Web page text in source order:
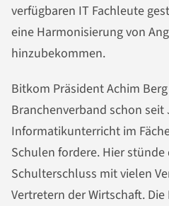
verfügbaren IT Fachleute
eine Harmonisierung von
hinzubekommen.
Bitkom Präsident Achim
Branchenverband schon seit
Informatikunterricht im
Schulen fordere. Hier stünde
Schulterschluss mit vielen
Vertretern der Wirtschaft.